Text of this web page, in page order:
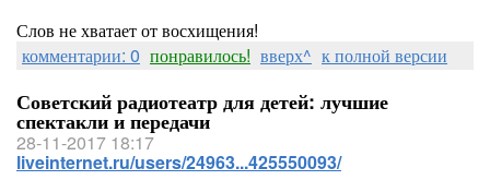
Слов не хватает от восхищения!
комментарии: 0 понравилось! вверх^ к полной версии
Советский радиотеатр для детей: лучшие
спектакли и передачи
28-11-2017 18:17
liveinternet.ru/users/24963...425550093/